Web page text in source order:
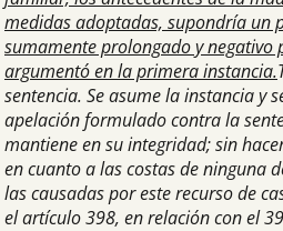
medidas adoptadas, supondría un
sumamente prolongado y negativo
argumentó en la primera instancia.
sentencia. Se asume la instancia y
apelación formulado contra la
mantiene en su integridad; sin
en cuanto a las costas de ninguna
las causadas por este recurso de
el artículo 398, en relación con el